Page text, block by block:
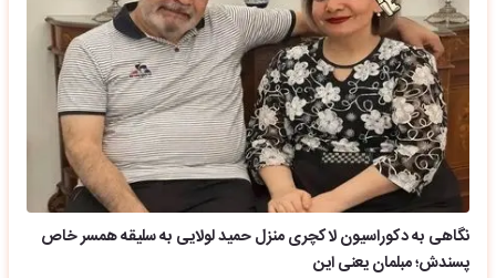
نگاهی به دکوراسیون لاکچری منزل حمید لولایی به سلیقه همسر خاص
پسندش؛ مبلمان یعنی این